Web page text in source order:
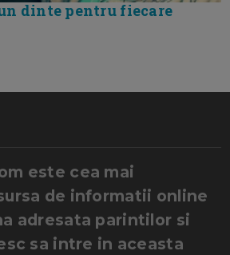
dinte pentru fiecare
este cea mai
de informatii online
adresata parintilor si
sa intre in aceasta